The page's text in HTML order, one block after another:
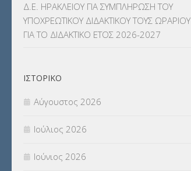
ΝΟΜΟΘΕΣΙΑ(66)
ΟΙΚΟΝΟΜΙΚΑ ΘΕΜΑΤΑ(73)
Δ.Ε. ΗΡΑΚΛΕΙΟΥ ΓΙΑ ΣΥΜΠΛΗΡΩΣΗ ΤΟΥ
ΥΠΟΧΡΕΩΤΙΚΟΥ ΔΙΔΑΚΤΙΚΟΥ ΤΟΥΣ ΩΡΑΡΙΟΥ
ΓΙΑ ΤΟ ΔΙΔΑΚΤΙΚΟ ΕΤΟΣ 2026-2027
ΙΣΤΟΡΙΚΌ
Αύγουστος 2026
Ιούλιος 2026
Ιούνιος 2026